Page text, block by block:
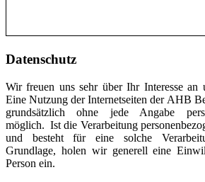
Datenschutz
Wir freuen uns sehr über Ihr Interesse an
Eine Nutzung der Internetseiten der AHB
grundsätzlich ohne jede Angabe
möglich. Ist die Verarbeitung
und besteht für eine solche
Grundlage, holen wir generell eine
Person ein.